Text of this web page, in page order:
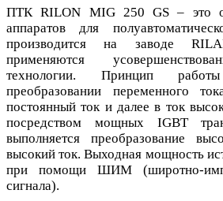
ПТК RILON MIG 250 GS – это
аппаратов для
производится на заводе
применяются
технологии. Принцип
преобразовании переменного
постоянный ток и далее в ток
посредством мощных IGBT
выполняется преобразование
высокий ток. Выходная мощность
при помощи ШИМ (широтно-
сигнала).